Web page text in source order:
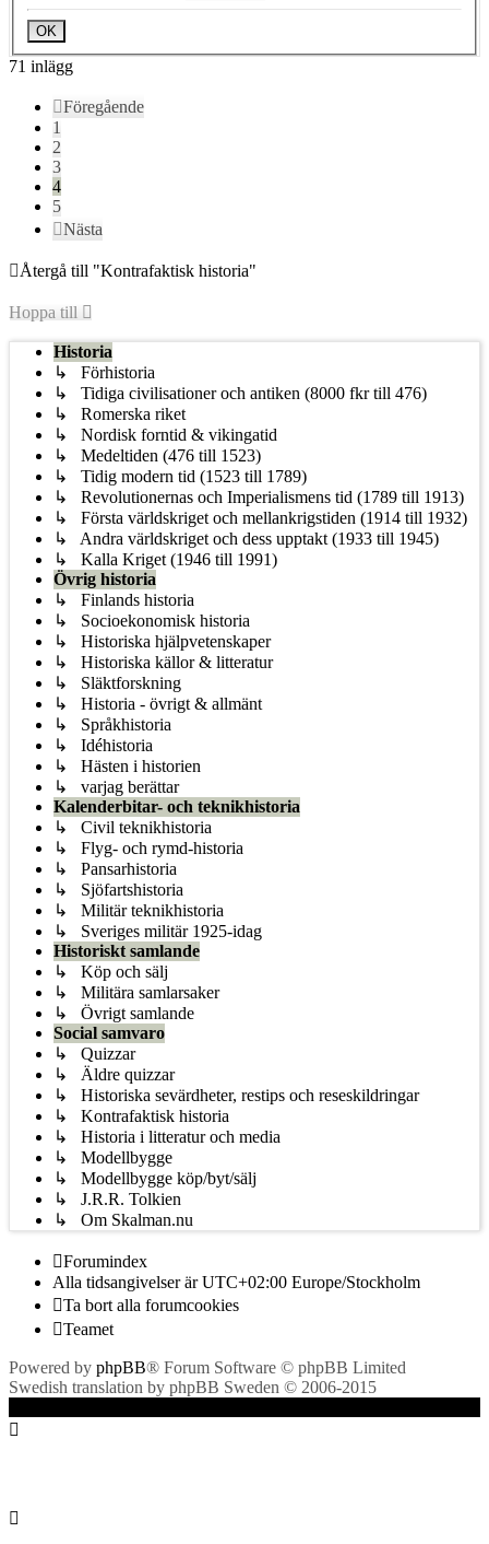
71 inlägg
Föregående
1
2
3
4
5
Nästa
Återgå till "Kontrafaktisk historia"
Hoppa till
Historia
↳ Förhistoria
↳ Tidiga civilisationer och antiken (8000 fkr till 476)
↳ Romerska riket
↳ Nordisk forntid & vikingatid
↳ Medeltiden (476 till 1523)
↳ Tidig modern tid (1523 till 1789)
↳ Revolutionernas och Imperialismens tid (1789 till 1913)
↳ Första världskriget och mellankrigstiden (1914 till 1932)
↳ Andra världskriget och dess upptakt (1933 till 1945)
↳ Kalla Kriget (1946 till 1991)
Övrig historia
↳ Finlands historia
↳ Socioekonomisk historia
↳ Historiska hjälpvetenskaper
↳ Historiska källor & litteratur
↳ Släktforskning
↳ Historia - övrigt & allmänt
↳ Språkhistoria
↳ Idéhistoria
↳ Hästen i historien
↳ varjag berättar
Kalenderbitar- och teknikhistoria
↳ Civil teknikhistoria
↳ Flyg- och rymd-historia
↳ Pansarhistoria
↳ Sjöfartshistoria
↳ Militär teknikhistoria
↳ Sveriges militär 1925-idag
Historiskt samlande
↳ Köp och sälj
↳ Militära samlarsaker
↳ Övrigt samlande
Social samvaro
↳ Quizzar
↳ Äldre quizzar
↳ Historiska sevärdheter, restips och reseskildringar
↳ Kontrafaktisk historia
↳ Historia i litteratur och media
↳ Modellbygge
↳ Modellbygge köp/byt/sälj
↳ J.R.R. Tolkien
↳ Om Skalman.nu
Forumindex
Alla tidsangivelser är UTC+02:00 Europe/Stockholm
Ta bort alla forumcookies
Teamet
Powered by phpBB® Forum Software © phpBB Limited
Swedish translation by phpBB Sweden © 2006-2015